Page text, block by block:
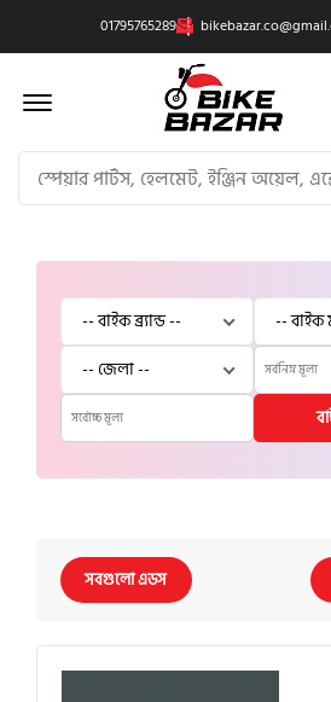
01795765289
Offcanvas Menu Open
সবগুলো এডস